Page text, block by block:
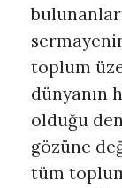
toplum
dünyanın
olduğu
gözüne
tüm